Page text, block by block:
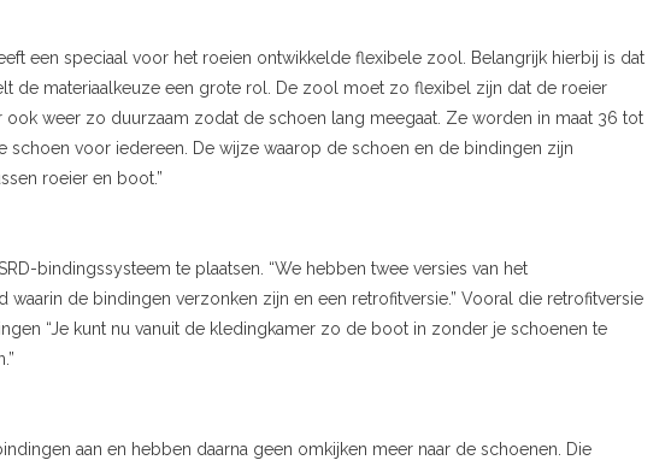
een speciaal voor het roeien ontwikkelde flexibele zool. Belangrijk hierbij is dat
de materiaalkeuze een grote rol. De zool moet zo flexibel zijn dat de roeier
weer zo duurzaam zodat de schoen lang meegaat. Ze worden in maat 36 tot
schoen voor iedereen. De wijze waarop de schoen en de bindingen zijn
roeier en boot.”
bindingssysteem te plaatsen. “We hebben twee versies van het
de bindingen verzonken zijn en een retrofitversie.” Vooral die retrofitversie
“Je kunt nu vanuit de kledingkamer zo de boot in zonder je schoenen te
aan en hebben daarna geen omkijken meer naar de schoenen. Die